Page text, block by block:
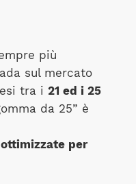
più
sul mercato
tra i 21 ed i 25
da 25” è
ottimizzate per